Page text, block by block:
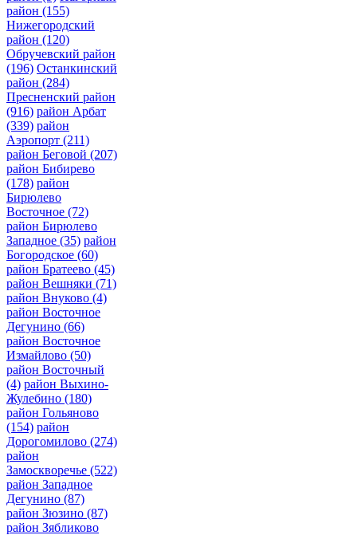
район (155)
Нижегородский
район (120)
Обручевский район
(196) Останкинский
район (284)
Пресненский район
(916) район Арбат
(339) район
Аэропорт (211)
район Беговой (207)
район Бибирево
(178) район
Бирюлево
Восточное (72)
район Бирюлево
Западное (35) район
Богородское (60)
район Братеево (45)
район Вешняки (71)
район Внуково (4)
район Восточное
Дегунино (66)
район Восточное
Измайлово (50)
район Восточный
(4) район Выхино-
Жулебино (180)
район Гольяново
(154) район
Дорогомилово (274)
район
Замоскворечье (522)
район Западное
Дегунино (87)
район Зюзино (87)
район Зябликово